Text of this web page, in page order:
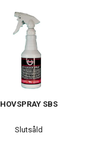
HOVSPRAY SBS
Slutsåld